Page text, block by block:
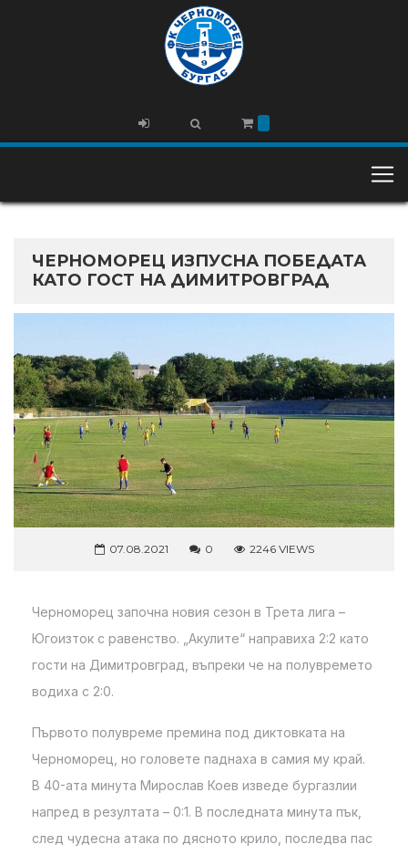
ЧЕРНОМОРЕЦ ИЗПУСНА ПОБЕДАТА
КАТО ГОСТ НА ДИМИТРОВГРАД
07.08.2021 0 2246 VIEWS
Черноморец започна новия сезон в Трета лига –
Югоизток с равенство. „Акулите“ направиха 2:2 като
гости на Димитровград, въпреки че на полувремето
водиха с 2:0.
Първото полувреме премина под диктовката на
Черноморец, но головете паднаха в самия му край.
В 40-ата минута Мирослав Коев изведе бургазлии
напред в резултата – 0:1. В последната минута пък,
след чудесна атака по дясното крило, последва пас